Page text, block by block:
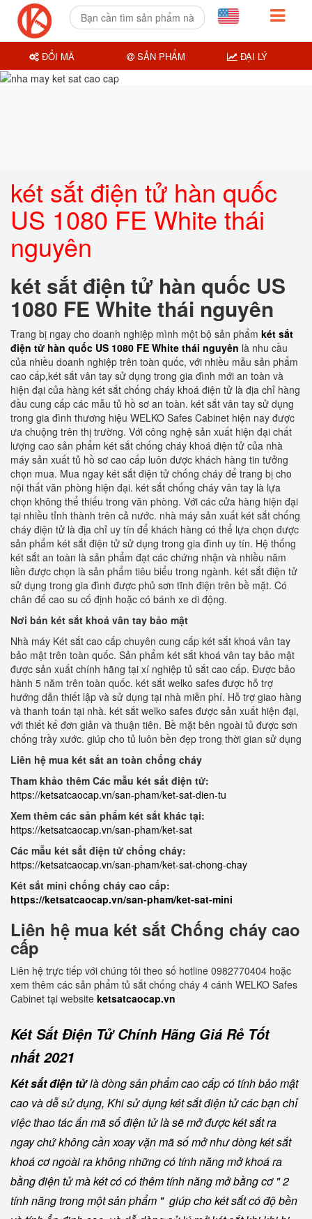
két sắt điện tử hàn quốc
US 1080 FE White thái
nguyên
két sắt điện tử hàn quốc US
1080 FE White thái nguyên
Trang bị ngay cho doanh nghiệp mình một bộ sản phẩm két sắt
điện tử hàn quốc US 1080 FE White thái nguyên là nhu cầu
của nhiều doanh nghiệp trên toàn quốc, với nhiều mẫu sản phẩm
cao cấp,két sắt vân tay sử dụng trong gia đình mới an toàn và
hiện đại của hàng két sắt chống cháy khoá điện tử là địa chỉ hàng
đầu cung cấp các mẫu tủ hồ sơ an toàn. két sắt vân tay sử dụng
trong gia đình thương hiệu WELKO Safes Cabinet hiện nay được
ưa chuộng trên thị trường. Với công nghệ sản xuất hiện đại chất
lượng cao sản phẩm két sắt chống cháy khoá điện tử của nhà
máy sản xuất tủ hồ sơ cao cấp luôn được khách hàng tin tưởng
chọn mua. Mua ngay két sắt điện tử chống cháy để trang bị cho
nội thất văn phòng hiện đại. két sắt chống cháy vân tay là lựa
chọn không thể thiếu trong văn phòng. Với các cửa hàng hiện đại
tại nhiều tỉnh thành trên cả nước. nhà máy sản xuất két sắt chống
cháy điện tử là địa chỉ uy tín để khách hàng có thể lựa chọn được
sản phẩm két sắt điện tử sử dụng trong gia đình uy tín. Hệ thống
két sắt an toàn là sản phẩm đạt các chứng nhận và nhiều năm
liền được chọn là sản phẩm tiêu biểu trong ngành. két sắt điện tử
sử dụng trong gia đình được phủ sơn tĩnh điện trên bề mặt. Có
chân đế cao su cố định hoặc có bánh xe di động.
Nơi bán két sắt khoá vân tay bảo mật
Nhà máy Két sắt cao cấp chuyên cung cấp két sắt khoá vân tay
bảo mật trên toàn quốc. Sản phẩm két sắt khoá vân tay bảo mật
được sản xuất chính hãng tại xí nghiệp tủ sắt cao cấp. Được bảo
hành 5 năm trên toàn quốc. két sắt welko safes được hỗ trợ
hướng dẫn thiết lập và sử dụng tại nhà miễn phí. Hỗ trợ giao hàng
và thanh toán tại nhà. két sắt welko safes được sản xuất hiện đại,
với thiết kế đơn giản và thuận tiên. Bề mặt bên ngoài tủ được sơn
chống trầy xước. giúp cho tủ luôn bền đẹp trong thời gian sử dụng
Liên hệ mua két sắt an toàn chống cháy
Tham khảo thêm Các mẫu két sắt điện tử:
https://ketsatcaocap.vn/san-pham/ket-sat-dien-tu
Xem thêm các sản phẩm két sắt khác tại:
https://ketsatcaocap.vn/san-pham/ket-sat
Các mẫu két sắt điện tử chống cháy:
https://ketsatcaocap.vn/san-pham/ket-sat-chong-chay
Két sắt mini chống cháy cao cấp:
https://ketsatcaocap.vn/san-pham/ket-sat-mini
Liên hệ mua két sắt Chống cháy cao
cấp
Liên hệ trực tiếp với chúng tôi theo số hotline 0982770404 hoặc
xem thêm các sản phẩm tủ sắt chống cháy 4 cánh WELKO Safes
Cabinet tại website ketsatcaocap.vn
Két Sắt Điện Tử Chính Hãng Giá Rẻ Tốt
nhất 2021
Két sắt điện tửlà dòng sản phẩm cao cấp có tính bảo mật
cao và dễ sử dụng, Khi sử dụng két sắt điện tử các bạn chỉ
việc thao tác ấn mã số điện tử là sẽ mở được két sắt ra
ngay chứ không cần xoay vặn mã số mở như dòng két sắt
khoá cơ ngoài ra không những có tính năng mở khoá ra
bằng điện tử mà két có có thêm tính năng mở bằng cơ " 2
tính năng trong một sản phẩm " giúp cho két sắt có độ bền
ĐỔI MÃ SẢN PHẨM ĐẠI LÝ